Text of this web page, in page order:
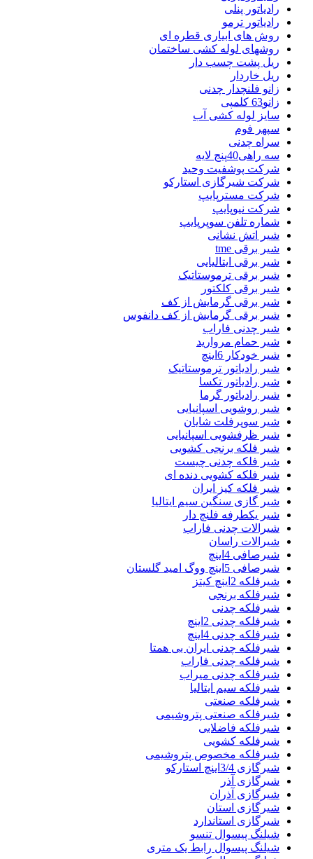
رادیاتور پنلی
رادیاتور ترمو
روش های ابیاری قطره ای
روشهای لوله کشی ساختمان
ریل پشت چسب دار
ریل خاردار
زانو فلنچدار چدنی
زانو63 کلمپی
سایز لوله کشی آب
سپهر فوم
سراه چدنی
سه راهی40پنج لایه
شرکت پوشفیت وحید
شرکت شیرگازی استارکو
شرکت مسترپایپ
شرکت نیوپایپ
شماره تلفن سوپرپایپ
شیر اتش نشانی
شیر برقی tme
شیر برقی ایتالیایی
شیر برقی ترموستاتیک
شیر برقی کلکتور
شیر برقی گرمایش از کف
شیر برقی گرمایش از کف دانفوس
شیر چدنی فاراب
شیر حمام مروارید
شیر خودکار 6اینچ
شیر رادیاتور ترموستاتیک
شیر رادیاتور تکسا
شیر رادیاتور گرما
شیر روشویی اسپانیایی
شیر سوپرفلت شایان
شیر ظرفشویی اسپانیایی
شیر فلکه برنجی کشویی
شیر فلکه چدنی چیست
شیر فلکه کشویی دنده ای
شیر فلکه کیز ایران
شیر گازی سنگین سیم ایتالیا
شیر یکطرفه فلنچ دار
شیرالات چدنی فاراب
شیرالات راسان
شیرصافی 4اینچ
شیرصافی 5اینچ ووگ امید گلستان
شیرفلکه 2اینچ کیتز
شیرفلکه برنجی
شیرفلکه چدنی
شیرفلکه چدنی 2اینچ
شیرفلکه چدنی 4اینچ
شیرفلکه چدنی ایران بی همتا
شیرفلکه چدنی فاراب
شیرفلکه چدنی میراب
شیرفلکه سیم ایتالیا
شیرفلکه صنعتی
شیرفلکه صنعتی پتروشیمی
شیرفلکه فاضلابی
شیرفلکه کشویی
شیرفلکه مخصوص پتروشیمی
شیرگازی 3/4اینچ استارکو
شیرگازی آذر
شیرگازی آذران
شیرگازی استان
شیرگازی استاندارد
شیلنگ پیسوال تنسو
شیلنگ پیسوال رابط یک متری